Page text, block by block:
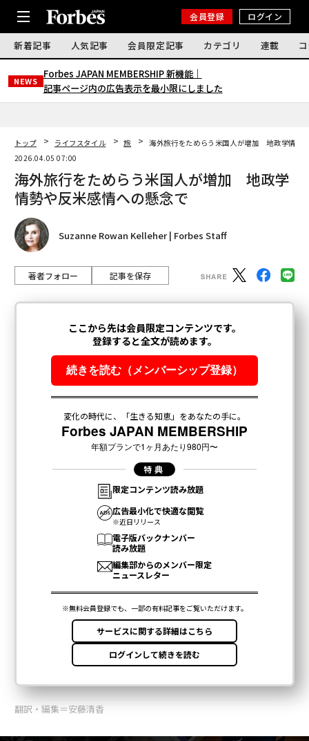
会員登録 ログイン
新着記事 人気記事 会員限定記事 カテゴリ 連載
NEWS
Forbes JAPAN MEMBERSHIP 新機能｜
記事ページ内の広告表示を最小限にしました
トップ ライフスタイル 旅
海外旅行をためらう米国人が増加 地政学情勢
2026.04.05 07:00
海外旅行をためらう米国人が増加 地政学
情勢や反米感情への懸念で
Suzanne Rowan Kelleher | Forbes Staff
著者フォロー 記事を保存
翻訳・編集＝安藤清香